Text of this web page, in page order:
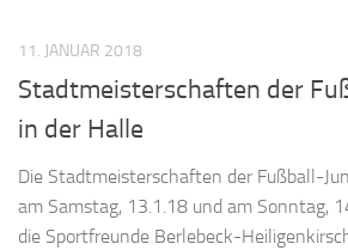
11. JANUAR 2018
Stadtmeisterschaften der
in der Halle
Die Stadtmeisterschaften der Fußball-
am Samstag, 13.1.18 und am Sonntag,
die Sportfreunde Berlebeck-